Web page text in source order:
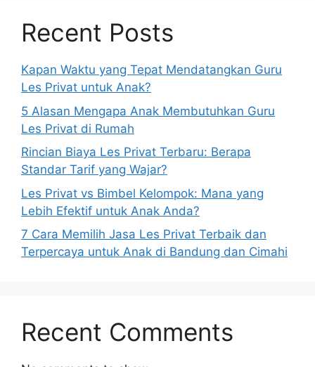
Recent Posts
Kapan Waktu yang Tepat Mendatangkan Guru
Les Privat untuk Anak?
5 Alasan Mengapa Anak Membutuhkan Guru
Les Privat di Rumah
Rincian Biaya Les Privat Terbaru: Berapa
Standar Tarif yang Wajar?
Les Privat vs Bimbel Kelompok: Mana yang
Lebih Efektif untuk Anak Anda?
7 Cara Memilih Jasa Les Privat Terbaik dan
Terpercaya untuk Anak di Bandung dan Cimahi
Recent Comments